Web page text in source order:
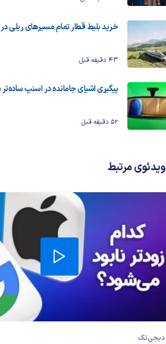
خرید بلیط قطار تمام مسیرهای ریلی
43 دقیقه قبل
پیگیری اشیای جامانده در اسنپ
52 دقیقه قبل
ویدئوی مرتبط
دیجی‌تک